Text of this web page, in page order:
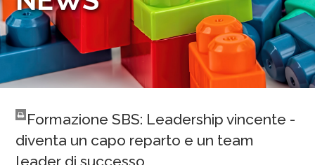
Formazione SBS: Leadership vincente -
diventa un capo reparto e un team
leader di successo